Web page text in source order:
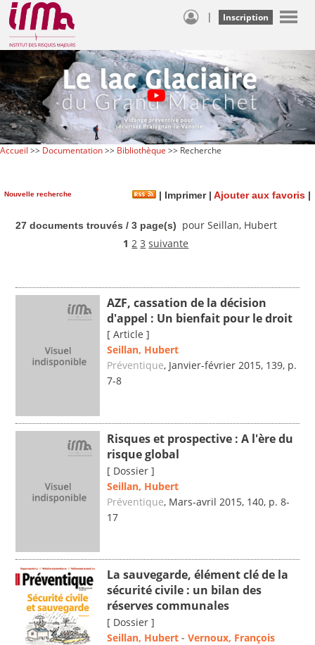
| Inscription
Accueil >> Documentation>> Bibliothèque >> Recherche
Nouvelle recherche | Imprimer| Ajouter aux favoris |
27 documents trouvés / 3 page(s)
pour Seillan, Hubert
1 2 3 suivante
AZF, cassation de la décision
d'appel : Un bienfait pour le droit
[ Article ]
Seillan, Hubert
Préventique, Janvier-février 2015, 139, p.
7-8
Risques et prospective : A l'ère du
risque global
[ Dossier ]
Seillan, Hubert
Préventique, Mars-avril 2015, 140, p. 8-
17
La sauvegarde, élément clé de la
sécurité civile : un bilan des
réserves communales
[ Dossier ]
Seillan, Hubert - Vernoux, François